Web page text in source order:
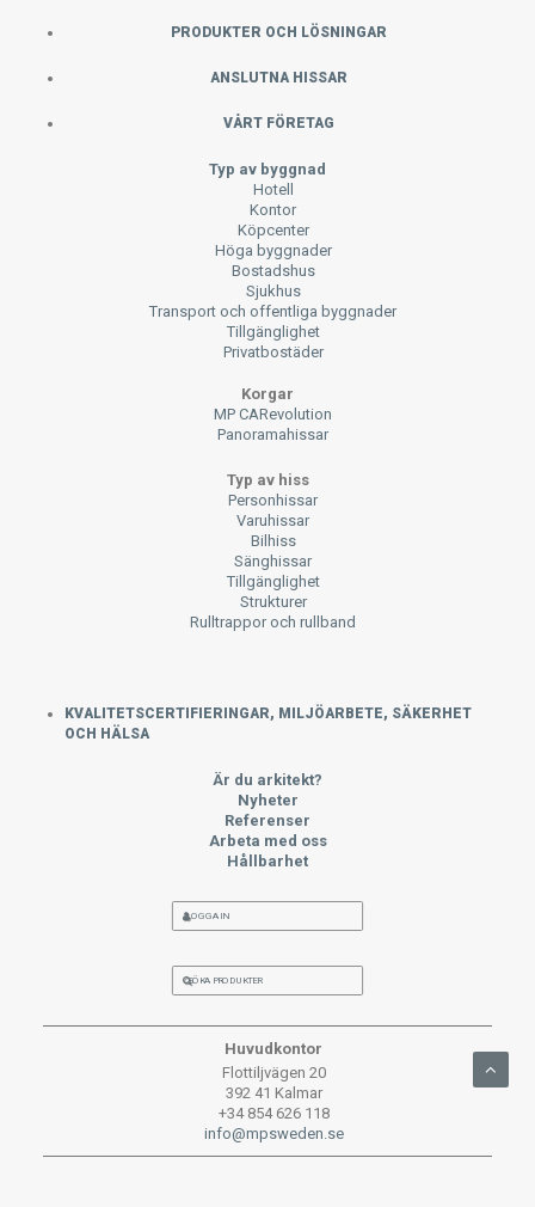
PRODUKTER OCH LÖSNINGAR
ANSLUTNA HISSAR
VÅRT FÖRETAG
Typ av byggnad
Hotell
Kontor
Köpcenter
Höga byggnader
Bostadshus
Sjukhus
Transport och offentliga byggnader
Tillgänglighet
Privatbostäder
Korgar
MP CARevolution
Panoramahissar
Typ av hiss
Personhissar
Varuhissar
Bilhiss
Sänghissar
Tillgänglighet
Strukturer
Rulltrappor och rullband
KVALITETSCERTIFIERINGAR, MILJÖARBETE, SÄKERHET
OCH HÄLSA
Är du arkitekt?
Nyheter
Referenser
Arbeta med oss
Hållbarhet
LOGGA IN
SÖKA PRODUKTER
Huvudkontor
Flottiljvägen 20
392 41 Kalmar
+34 854 626 118
info@mpsweden.se